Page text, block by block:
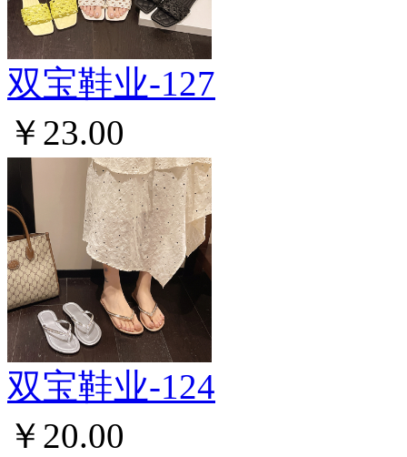
双宝鞋业-127
￥23.00
双宝鞋业-124
￥20.00